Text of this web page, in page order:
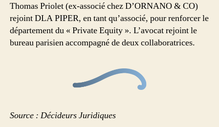
Thomas Priolet (ex-associé chez D’ORNANO & CO)
rejoint DLA PIPER, en tant qu’associé, pour renforcer le
département du « Private Equity ». L’avocat rejoint le
bureau parisien accompagné de deux collaboratrices.
Source : Décideurs Juridiques